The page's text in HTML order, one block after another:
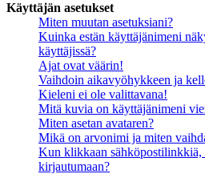
Käyttäjän asetukset
Miten muutan asetuksiani?
Kuinka estän käyttäjänimeni
käyttäjissä?
Ajat ovat väärin!
Vaihdoin aikavyöhykkeen ja
Kieleni ei ole valittavana!
Mitä kuvia on käyttäjänimeni
Miten asetan avataren?
Mikä on arvonimi ja miten
Kun klikkaan sähköpostilinkkiä,
kirjautumaan?